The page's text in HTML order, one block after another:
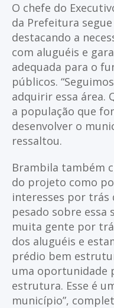
O chefe do
da Prefeitura
destacando a
com aluguéis e
adequada para o
públicos.
adquirir essa área.
a população que
desenvolver o
ressaltou.
Brambila também
do projeto como
interesses por trás
pesado sobre essa
muita gente por
dos aluguéis e
prédio bem
uma oportunidade
estrutura. Esse é
município”,